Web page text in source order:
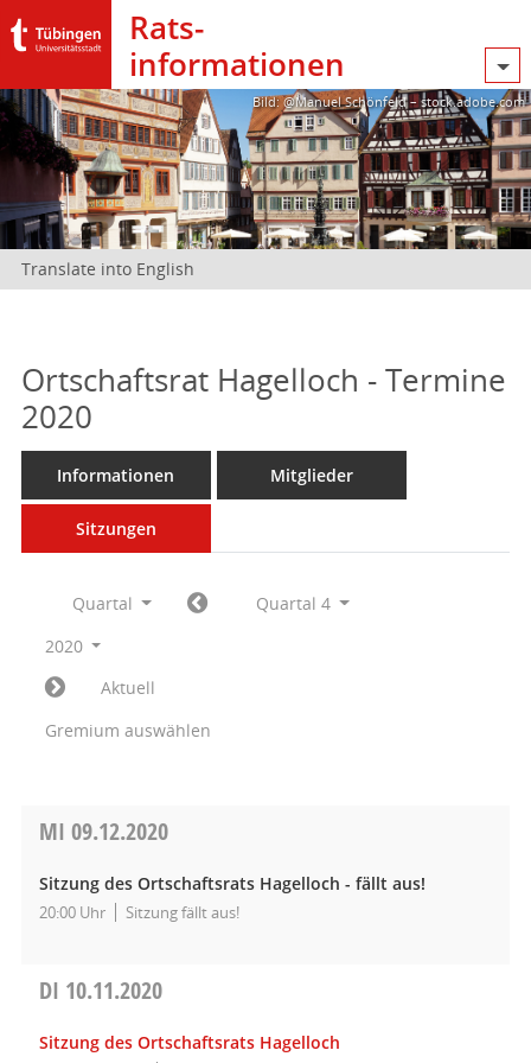
Rats­
informationen
Bild: @Manuel Schönfeld – stock.adobe.com
Translate into English
Ortschaftsrat Hagelloch - Termine
2020
Informationen Mitglieder
Sitzungen
Quartal
Quartal 4
2020
Aktuell
Gremium auswählen
MI 09.12.2020
Sitzung des Ortschaftsrats Hagelloch - fällt aus!
20:00 Uhr Sitzung fällt aus!
DI 10.11.2020
Sitzung des Ortschaftsrats Hagelloch